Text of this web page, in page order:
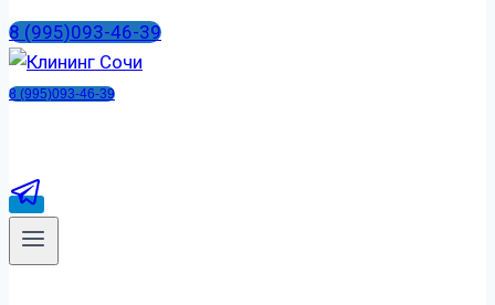
8 (995)093-46-39
8 (995)093-46-39